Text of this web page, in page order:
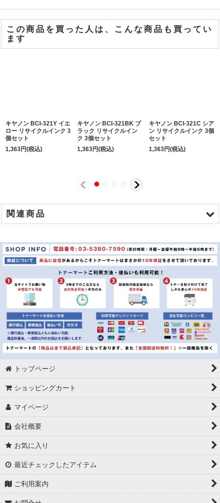
この商品を買った人は、こんな商品も買ってい
ます
キヤノン BCI-321Y イエ
ロー リサイクルインク 3
個セット
1,363円(税込)
キヤノン BCI-321BK ブ
ラック リサイクルイン
ク 3個セット
1,363円(税込)
キヤノン BCI-321C シア
ン リサイクルインク 3個
セット
1,363円(税込)
関連商品
キャノン BCI-321BK ブラック リサイクルインク ※3セット \1,983
キャノン BCI-321C シアン リサイクルインク ※3セット
\1,983
キャノン BCI-321M マゼンダ リサイクルインク ※3セット
キャノン BCI-321Y イエロー リサイクルインク ※3セット
\1,983
キャノン BCI-320PGBK ブラック リサイクルインク ※3セッ
ト
\2,091
キャノン BCI-320/321 (ブラック2種&カラー3色） リサイク
ルインク
\2,589
トップページ
ショッピングカート
マイページ
会社概要
お気に入り
最近チェックしたアイテム
ご利用案内